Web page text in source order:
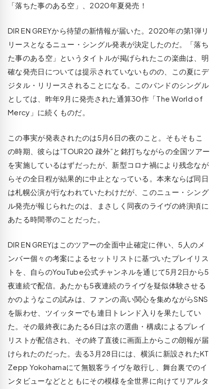
「落ちた事のある空」、2020年夏発売！
DIR EN GREYから待望の新情報が届いた。2020年の第1弾リ
リースとなるニュー・シングル発表が決定したのだ。「落ち
た事のある空」というタイトルが掲げられたこの楽曲は、明
確な発売日については提示されていないものの、この夏にデ
ジタル・リリースされることになる。このバンドのシングル
としては、昨年9月に発売された通算30作「The World of
Mercy」に続くものだ。
この事実が発表されたのは5月6日の夜のこと。そもそもこ
の時期、彼らは”TOUR20 疎外”と銘打ちながらの全国ツアー
を実施しているはずだったが、新型コロナ禍により残念なが
らその全日程が結果的に中止となっている。本来ならば同日
は札幌公演が行なわれていたわけだが、このニュー・シング
ル発売が報じられたのは、まさしく同夜のライヴの終演頃に
あたる時間帯のことだった。
DIR EN GREYはこのツアーの全面中止確定に伴い、5人のメ
ンバー個々の考案によるセットリストに基づいたプレイリス
トを、自らのYouTube公式チャンネルを通じて5月2日から5
夜連続で配信。あたかも5夜連続のライヴを疑似体験させる
かのようなこの試みは、ファンの高い関心を集めながらSNS
を賑わせ、ツイッターでも連日トレンド入りを果たしてい
た。その最終夜にあたる6日は京の選曲・構成によるプレイ
リストが配信され、その終了直後に画面上からこの朗報が届
けられたのだった。去る3月28日には、横浜に新設されたKT
Zepp Yokohamaにて無観客ライヴを敢行し、舞台裏でのイ
ンタビューなどとともにその模様を全世界に向けてリアルタ